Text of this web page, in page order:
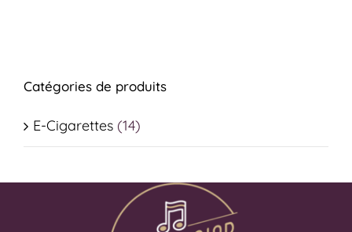
Catégories de produits
E-Cigarettes (14)